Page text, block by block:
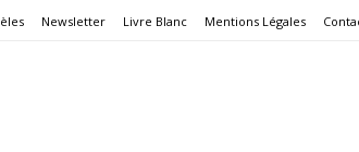
Newsletter Livre Blanc Mentions Légales